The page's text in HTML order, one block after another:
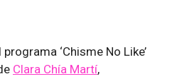
‘Chisme No Like’
Clara Chía Martí,